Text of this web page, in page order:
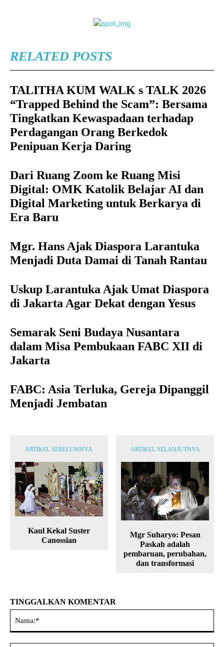
RELATED POSTS
TALITHA KUM WALK s TALK 2026
“Trapped Behind the Scam”: Bersama
Tingkatkan Kewaspadaan terhadap
Perdagangan Orang Berkedok
Penipuan Kerja Daring
Dari Ruang Zoom ke Ruang Misi
Digital: OMK Katolik Belajar AI dan
Digital Marketing untuk Berkarya di
Era Baru
Mgr. Hans Ajak Diaspora Larantuka
Menjadi Duta Damai di Tanah Rantau
Uskup Larantuka Ajak Umat Diaspora
di Jakarta Agar Dekat dengan Yesus
Semarak Seni Budaya Nusantara
dalam Misa Pembukaan FABC XII di
Jakarta
FABC: Asia Terluka, Gereja Dipanggil
Menjadi Jembatan
ARTIKEL SEBELUMNYA
Kaul Kekal Suster
Canossian
ARTIKEL SELANJUTNYA
Mgr Suharyo: Pesan
Paskah adalah
pembaruan, perubahan,
dan transformasi
TINGGALKAN KOMENTAR